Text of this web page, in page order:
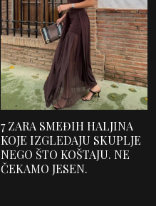
7 ZARA SMEĐIH HALJINA
KOJE IZGLEDAJU SKUPLJE
NEGO ŠTO KOŠTAJU. NE
ČEKAMO JESEN.